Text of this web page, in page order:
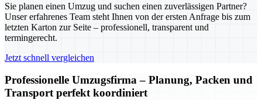
Sie planen einen Umzug und suchen einen zuverlässigen Partner?
Unser erfahrenes Team steht Ihnen von der ersten Anfrage bis zum
letzten Karton zur Seite – professionell, transparent und
termingerecht.
Jetzt schnell vergleichen
Professionelle Umzugsfirma – Planung, Packen und
Transport perfekt koordiniert